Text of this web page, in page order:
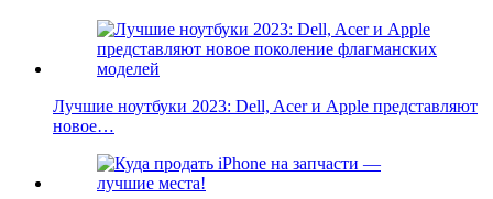
Лучшие ноутбуки 2023: Dell, Acer и Apple представляют
новое…